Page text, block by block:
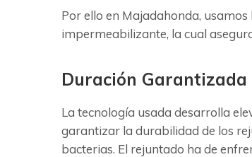
Por ello en Majadahonda,
impermeabilizante, la cual
Duración
La tecnología usada desarrolla
garantizar la durabilidad de los
bacterias. El rejuntado ha de